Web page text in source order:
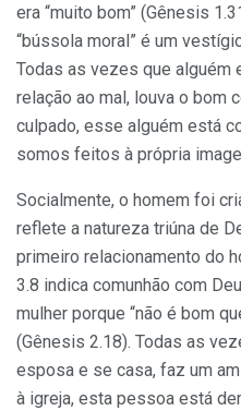
era “muito bom” (Gênesis
“bússola moral” é um
Todas as vezes que alguém
relação ao mal, louva o bom
culpado, esse alguém está
somos feitos à própria
Socialmente, o homem foi
reflete a natureza triúna de
primeiro relacionamento do
3.8 indica comunhão com
mulher porque “não é bom
(Gênesis 2.18). Todas as
esposa e se casa, faz um
à igreja, esta pessoa está